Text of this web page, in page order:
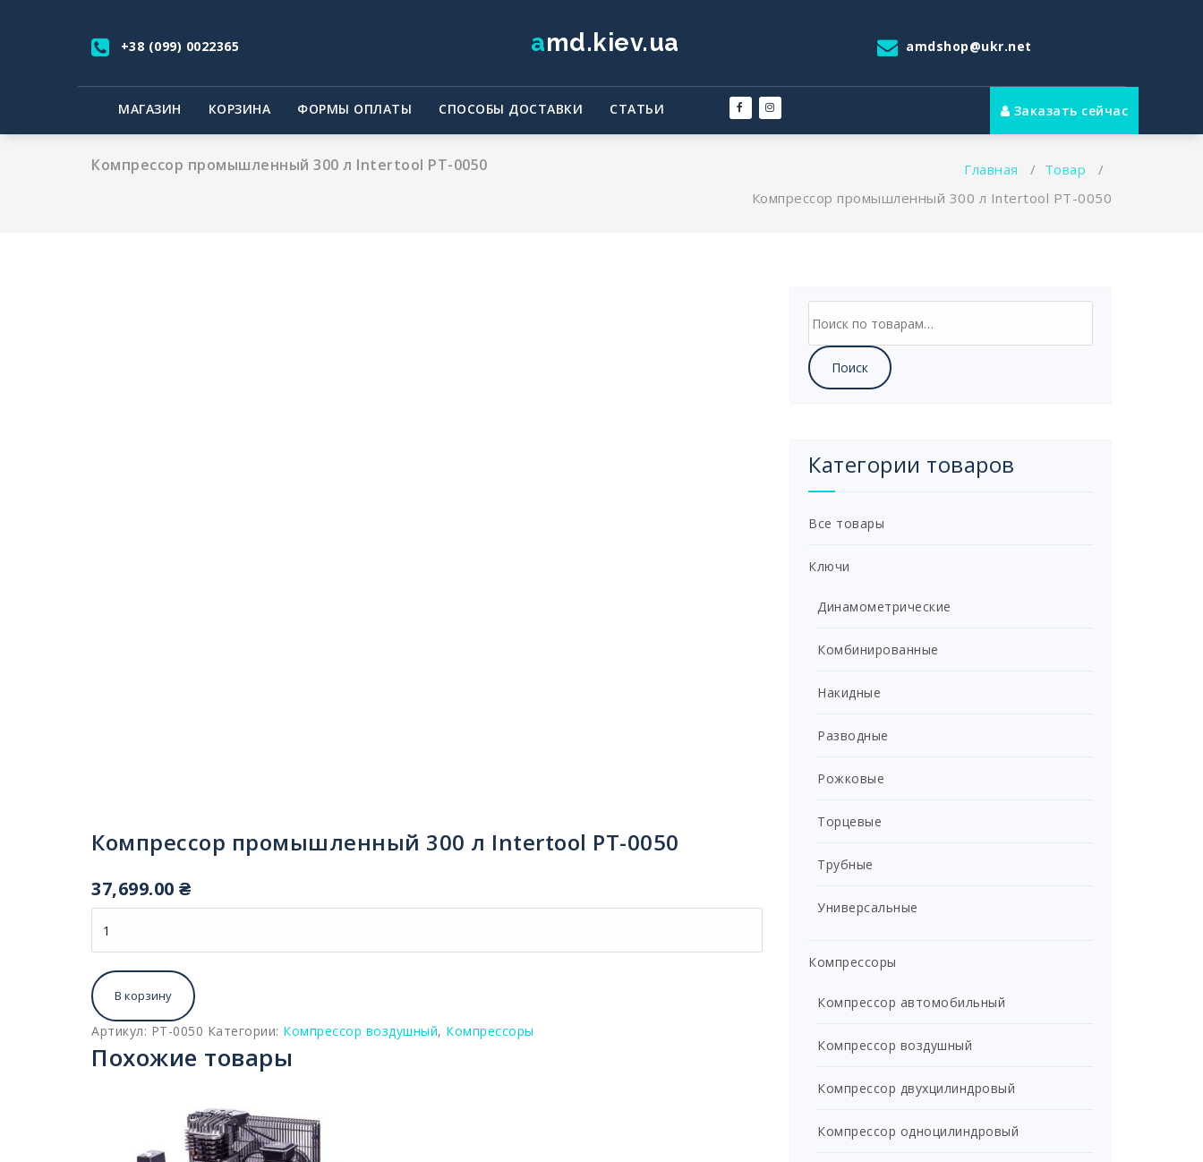
+38 (099) 0022365 amd.kiev.ua amdshop@ukr.net
МАГАЗИН КОРЗИНА ФОРМЫ ОПЛАТЫ СПОСОБЫ ДОСТАВКИ СТАТЬИ Заказать сейчас
Компрессор промышленный 300 л Intertool PT-0050 Главная / Товар /
Компрессор промышленный 300 л Intertool PT-0050
Компрессор промышленный 300 л Intertool PT-0050
37,699.00 ₴
В корзину
Артикул: PT-0050 Категории: Компрессор воздушный, Компрессоры
Похожие товары
Поиск
Категории товаров
Все товары
Ключи
Динамометрические
Комбинированные
Накидные
Разводные
Рожковые
Торцевые
Трубные
Универсальные
Компрессоры
Компрессор автомобильный
Компрессор воздушный
Компрессор двухцилиндровый
Компрессор одноцилиндровый